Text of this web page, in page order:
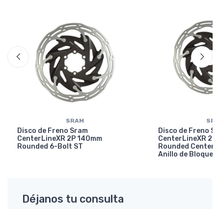
SRAM
Disco de Freno Sram
CenterLineXR 2P 140mm
Rounded 6-Bolt ST
Disco de Freno
CenterLineXR 2P
Rounded
Anillo de Bloqueo)
Déjanos tu consulta